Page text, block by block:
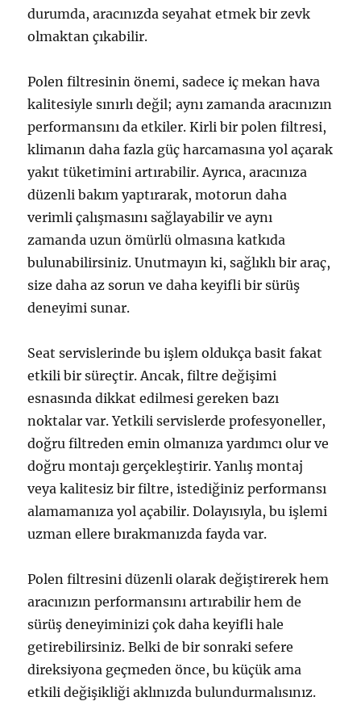
durumda, aracınızda seyahat etmek bir zevk
olmaktan çıkabilir.
Polen filtresinin önemi, sadece iç mekan hava
kalitesiyle sınırlı değil; aynı zamanda aracınızın
performansını da etkiler. Kirli bir polen filtresi,
klimanın daha fazla güç harcamasına yol açarak
yakıt tüketimini artırabilir. Ayrıca, aracınıza
düzenli bakım yaptırarak, motorun daha
verimli çalışmasını sağlayabilir ve aynı
zamanda uzun ömürlü olmasına katkıda
bulunabilirsiniz. Unutmayın ki, sağlıklı bir araç,
size daha az sorun ve daha keyifli bir sürüş
deneyimi sunar.
Seat servislerinde bu işlem oldukça basit fakat
etkili bir süreçtir. Ancak, filtre değişimi
esnasında dikkat edilmesi gereken bazı
noktalar var. Yetkili servislerde profesyoneller,
doğru filtreden emin olmanıza yardımcı olur ve
doğru montajı gerçekleştirir. Yanlış montaj
veya kalitesiz bir filtre, istediğiniz performansı
alamamanıza yol açabilir. Dolayısıyla, bu işlemi
uzman ellere bırakmanızda fayda var.
Polen filtresini düzenli olarak değiştirerek hem
aracınızın performansını artırabilir hem de
sürüş deneyiminizi çok daha keyifli hale
getirebilirsiniz. Belki de bir sonraki sefere
direksiyona geçmeden önce, bu küçük ama
etkili değişikliği aklınızda bulundurmalısınız.